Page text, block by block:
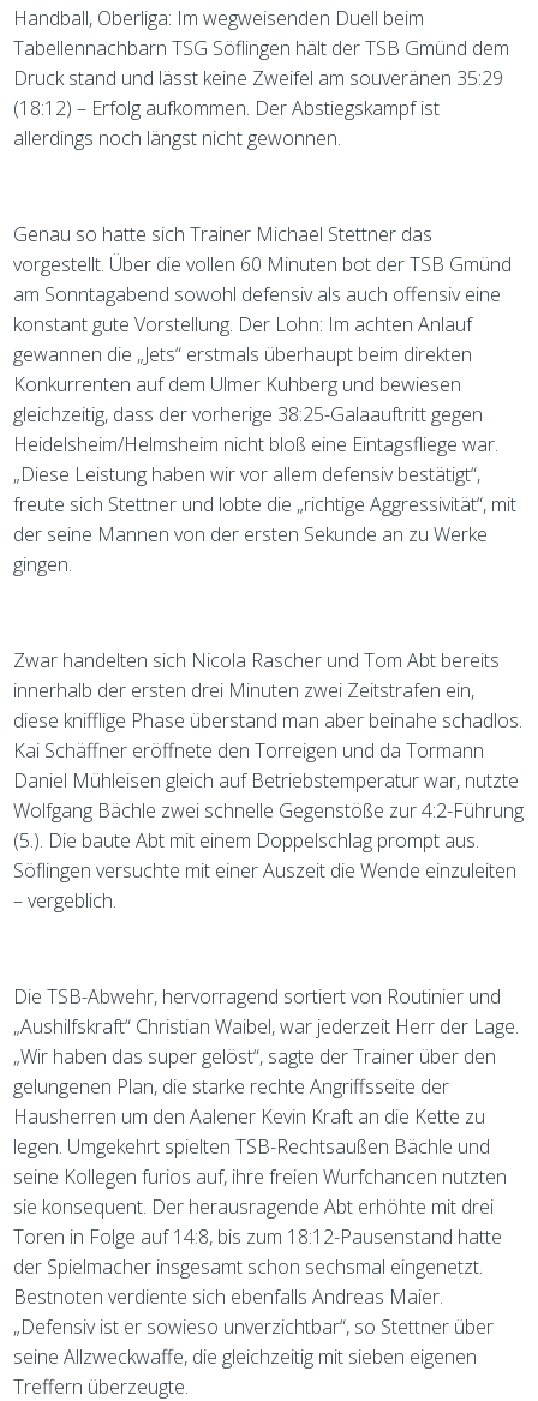
Handball, Oberliga: Im wegweisenden Duell beim
Tabellennachbarn TSG Söflingen hält der TSB Gmünd dem
Druck stand und lässt keine Zweifel am souveränen 35:29
(18:12) – Erfolg aufkommen. Der Abstiegskampf ist
allerdings noch längst nicht gewonnen.
Genau so hatte sich Trainer Michael Stettner das
vorgestellt. Über die vollen 60 Minuten bot der TSB Gmünd
am Sonntagabend sowohl defensiv als auch offensiv eine
konstant gute Vorstellung. Der Lohn: Im achten Anlauf
gewannen die „Jets“ erstmals überhaupt beim direkten
Konkurrenten auf dem Ulmer Kuhberg und bewiesen
gleichzeitig, dass der vorherige 38:25-Galaauftritt gegen
Heidelsheim/Helmsheim nicht bloß eine Eintagsfliege war.
„Diese Leistung haben wir vor allem defensiv bestätigt“,
freute sich Stettner und lobte die „richtige Aggressivität“, mit
der seine Mannen von der ersten Sekunde an zu Werke
gingen.
Zwar handelten sich Nicola Rascher und Tom Abt bereits
innerhalb der ersten drei Minuten zwei Zeitstrafen ein,
diese knifflige Phase überstand man aber beinahe schadlos.
Kai Schäffner eröffnete den Torreigen und da Tormann
Daniel Mühleisen gleich auf Betriebstemperatur war, nutzte
Wolfgang Bächle zwei schnelle Gegenstöße zur 4:2-Führung
(5.). Die baute Abt mit einem Doppelschlag prompt aus.
Söflingen versuchte mit einer Auszeit die Wende einzuleiten
– vergeblich.
Die TSB-Abwehr, hervorragend sortiert von Routinier und
„Aushilfskraft“ Christian Waibel, war jederzeit Herr der Lage.
„Wir haben das super gelöst“, sagte der Trainer über den
gelungenen Plan, die starke rechte Angriffsseite der
Hausherren um den Aalener Kevin Kraft an die Kette zu
legen. Umgekehrt spielten TSB-Rechtsaußen Bächle und
seine Kollegen furios auf, ihre freien Wurfchancen nutzten
sie konsequent. Der herausragende Abt erhöhte mit drei
Toren in Folge auf 14:8, bis zum 18:12-Pausenstand hatte
der Spielmacher insgesamt schon sechsmal eingenetzt.
Bestnoten verdiente sich ebenfalls Andreas Maier.
„Defensiv ist er sowieso unverzichtbar“, so Stettner über
seine Allzweckwaffe, die gleichzeitig mit sieben eigenen
Treffern überzeugte.